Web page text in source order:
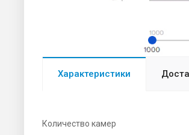
Характеристики
Количество камер